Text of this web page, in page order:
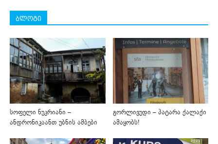
ბლოგი
სოფელი ნუკრიანი –
ანდრონიკაანთ უბნის ამბები
გორლივუდი – პატარა ქალაქი
ამაყობს!